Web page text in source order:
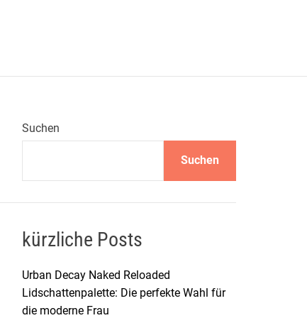
Suchen
Suchen
kürzliche Posts
Urban Decay Naked Reloaded
Lidschattenpalette: Die perfekte Wahl für
die moderne Frau